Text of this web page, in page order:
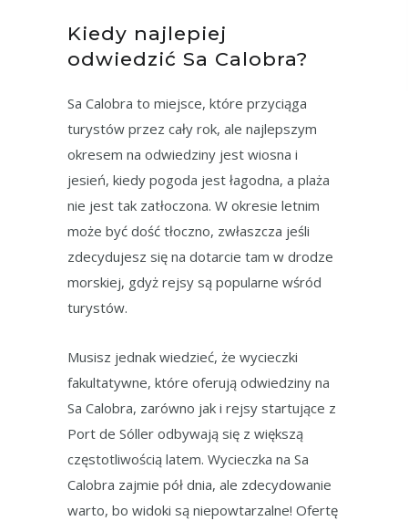
Kiedy najlepiej
odwiedzić Sa Calobra?
Sa Calobra to miejsce, które przyciąga
turystów przez cały rok, ale najlepszym
okresem na odwiedziny jest wiosna i
jesień, kiedy pogoda jest łagodna, a plaża
nie jest tak zatłoczona. W okresie letnim
może być dość tłoczno, zwłaszcza jeśli
zdecydujesz się na dotarcie tam w drodze
morskiej, gdyż rejsy są popularne wśród
turystów.
Musisz jednak wiedzieć, że wycieczki
fakultatywne, które oferują odwiedziny na
Sa Calobra, zarówno jak i rejsy startujące z
Port de Sóller odbywają się z większą
częstotliwością latem. Wycieczka na Sa
Calobra zajmie pół dnia, ale zdecydowanie
warto, bo widoki są niepowtarzalne! Ofertę